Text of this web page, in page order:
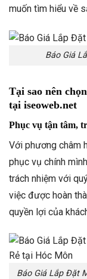
muốn tìm hiểu về
Báo Giá
Tại sao nên
tại iseoweb.net
Phục vụ tận tâm,
Với phương châm
phục vụ chính
trách nhiệm với
việc được hoàn
quyền lợi của
Báo Giá Lắp Đặt